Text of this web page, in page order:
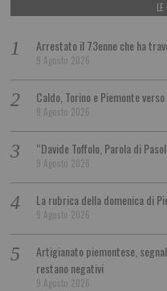
Arrestato il 73enne che ha
9 Agosto 2026
Caldo, Torino e Piemonte
9 Agosto 2026
“Davide Toffolo, Parola di
9 Agosto 2026
La rubrica della domenica di
9 Agosto 2026
Artigianato piemontese,
restano negativi
9 Agosto 2026